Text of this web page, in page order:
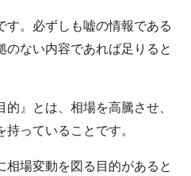
す。必ずしも嘘の情報である
ない内容であれば足りると
』とは、相場を高騰させ、
っていることです。
場変動を図る目的があると